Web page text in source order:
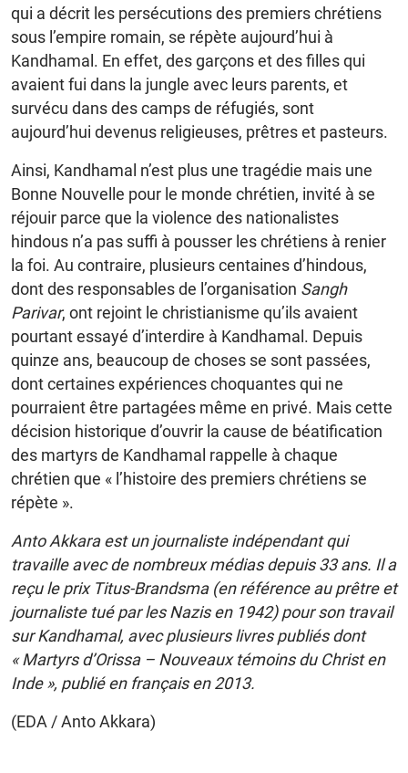
qui a décrit les persécutions des premiers chrétiens
sous l’empire romain, se répète aujourd’hui à
Kandhamal. En effet, des garçons et des filles qui
avaient fui dans la jungle avec leurs parents, et
survécu dans des camps de réfugiés, sont
aujourd’hui devenus religieuses, prêtres et pasteurs.
Ainsi, Kandhamal n’est plus une tragédie mais une
Bonne Nouvelle pour le monde chrétien, invité à se
réjouir parce que la violence des nationalistes
hindous n’a pas suffi à pousser les chrétiens à renier
la foi. Au contraire, plusieurs centaines d’hindous,
dont des responsables de l’organisation Sangh
Parivar, ont rejoint le christianisme qu’ils avaient
pourtant essayé d’interdire à Kandhamal. Depuis
quinze ans, beaucoup de choses se sont passées,
dont certaines expériences choquantes qui ne
pourraient être partagées même en privé. Mais cette
décision historique d’ouvrir la cause de béatification
des martyrs de Kandhamal rappelle à chaque
chrétien que « l’histoire des premiers chrétiens se
répète ».
Anto Akkara est un journaliste indépendant qui
travaille avec de nombreux médias depuis 33 ans. Il a
reçu le prix Titus-Brandsma (en référence au prêtre et
journaliste tué par les Nazis en 1942) pour son travail
sur Kandhamal, avec plusieurs livres publiés dont
« Martyrs d’Orissa – Nouveaux témoins du Christ en
Inde », publié en français en 2013.
(EDA / Anto Akkara)